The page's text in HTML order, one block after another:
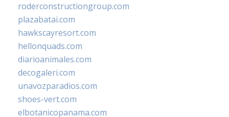
roderconstructiongroup.com
plazabatai.com
hawkscayresort.com
hellonquads.com
diarioanimales.com
decogaleri.com
unavozparadios.com
shoes-vert.com
elbotanicopanama.com